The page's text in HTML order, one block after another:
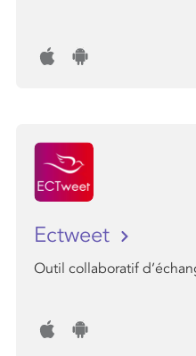
Ectweet
Outil collaboratif